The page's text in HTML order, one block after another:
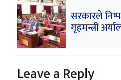
सरकारले
गृहमन्त्री
Leave a Reply